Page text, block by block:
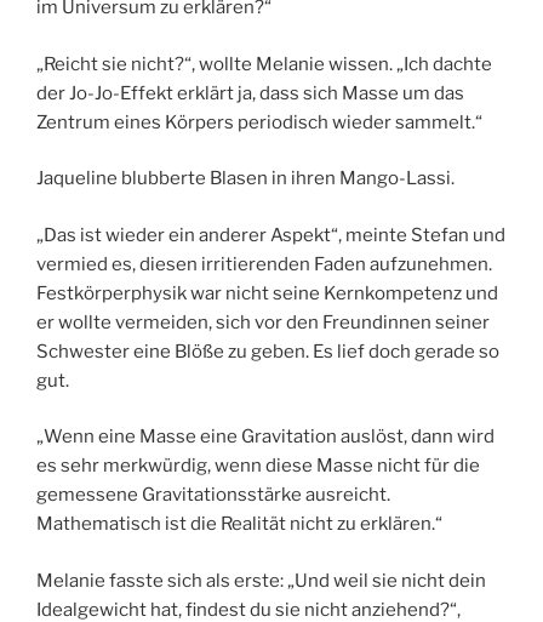
im Universum zu erklären?“
„Reicht sie nicht?“, wollte Melanie wissen. „Ich dachte
der Jo-Jo-Effekt erklärt ja, dass sich Masse um das
Zentrum eines Körpers periodisch wieder sammelt.“
Jaqueline blubberte Blasen in ihren Mango-Lassi.
„Das ist wieder ein anderer Aspekt“, meinte Stefan und
vermied es, diesen irritierenden Faden aufzunehmen.
Festkörperphysik war nicht seine Kernkompetenz und
er wollte vermeiden, sich vor den Freundinnen seiner
Schwester eine Blöße zu geben. Es lief doch gerade so
gut.
„Wenn eine Masse eine Gravitation auslöst, dann wird
es sehr merkwürdig, wenn diese Masse nicht für die
gemessene Gravitationsstärke ausreicht.
Mathematisch ist die Realität nicht zu erklären.“
Melanie fasste sich als erste: „Und weil sie nicht dein
Idealgewicht hat, findest du sie nicht anziehend?“,